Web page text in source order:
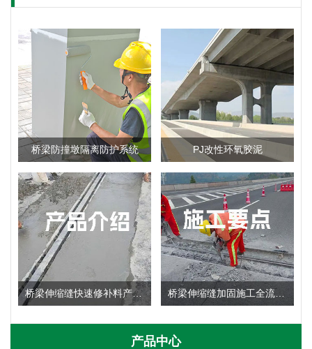
产品中心
桥梁防撞墩隔离防护系统 PJ改性环氧胶泥
桥梁伸缩缝快速修补料产品使用说明 桥梁伸缩缝加固施工全流程：施工要点深度剖析